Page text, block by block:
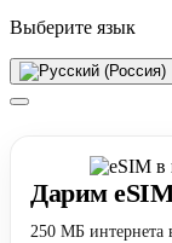
Выберите язык
Дарим
250 МБ интернета